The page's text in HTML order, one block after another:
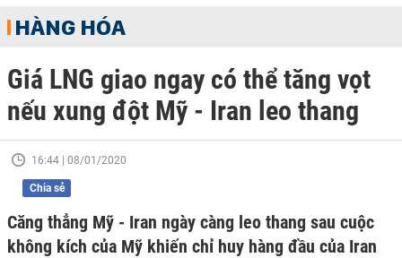
HÀNG HÓA
Giá LNG giao ngay có thể tăng vọt
nếu xung đột Mỹ - Iran leo thang
16:44 | 08/01/2020
Chia sẻ
Căng thẳng Mỹ - Iran ngày càng leo thang sau cuộc
không kích của Mỹ khiến chỉ huy hàng đầu của Iran